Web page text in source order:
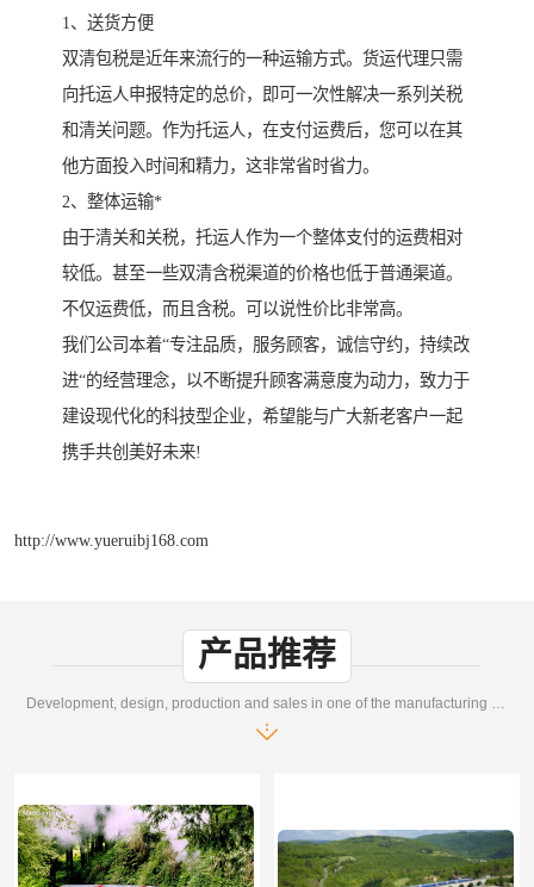
1、送货方便
双清包税是近年来流行的一种运输方式。货运代理只需
向托运人申报特定的总价，即可一次性解决一系列关税
和清关问题。作为托运人，在支付运费后，您可以在其
他方面投入时间和精力，这非常省时省力。
2、整体运输*
由于清关和关税，托运人作为一个整体支付的运费相对
较低。甚至一些双清含税渠道的价格也低于普通渠道。
不仅运费低，而且含税。可以说性价比非常高。
我们公司本着“专注品质，服务顾客，诚信守约，持续改
进“的经营理念，以不断提升顾客满意度为动力，致力于
建设现代化的科技型企业，希望能与广大新老客户一起
携手共创美好未来!
http://www.yueruibj168.com
产品推荐
Development, design, production and sales in one of the manufacturing enterprises